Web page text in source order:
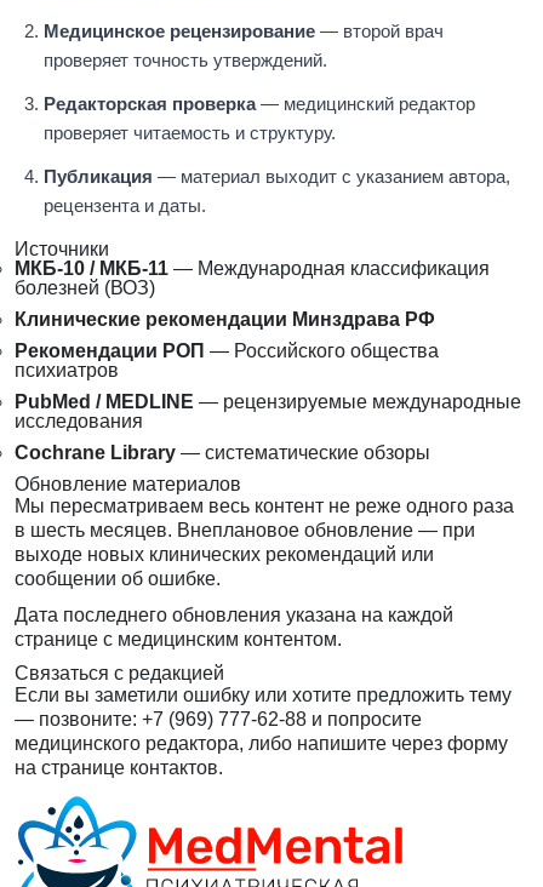
Медицинское рецензирование — второй врач
проверяет точность утверждений.
Редакторская проверка— медицинский редактор
проверяет читаемость и структуру.
Публикация — материал выходит с указанием автора,
рецензента и даты.
Источники
МКБ-10 / МКБ-11 — Международная классификация
болезней (ВОЗ)
Клинические рекомендации Минздрава РФ
Рекомендации РОП — Российского общества
психиатров
PubMed / MEDLINE — рецензируемые международные
исследования
Cochrane Library — систематические обзоры
Обновление материалов
Мы пересматриваем весь контент не реже одного раза
в шесть месяцев. Внеплановое обновление — при
выходе новых клинических рекомендаций или
сообщении об ошибке.
Дата последнего обновления указана на каждой
странице с медицинским контентом.
Связаться с редакцией
Если вы заметили ошибку или хотите предложить тему
— позвоните: +7 (969) 777-62-88 и попросите
медицинского редактора, либо напишите через форму
на странице контактов.